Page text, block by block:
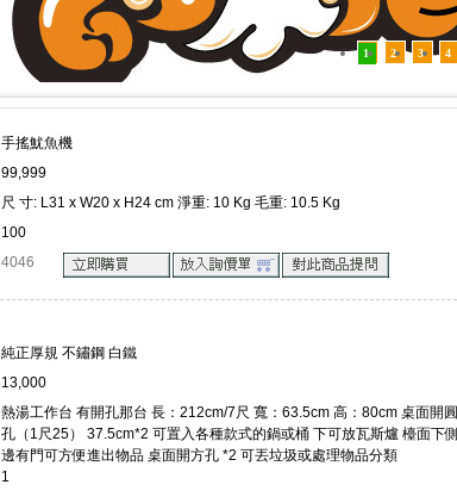
1 2 3 4
手搖魷魚機
99,999
尺 寸: L31 x W20 x H24 cm 淨重: 10 Kg 毛重: 10.5 Kg
100
4046
純正厚規 不鏽鋼 白鐵
13,000
熱湯工作台 有開孔那台 長：212cm/7尺 寬：63.5cm 高：80cm 桌面開圓
孔（1尺25） 37.5cm*2 可置入各種款式的鍋或桶 下可放瓦斯爐 檯面下側
邊有門可方便進出物品 桌面開方孔 *2 可丟垃圾或處理物品分類
1